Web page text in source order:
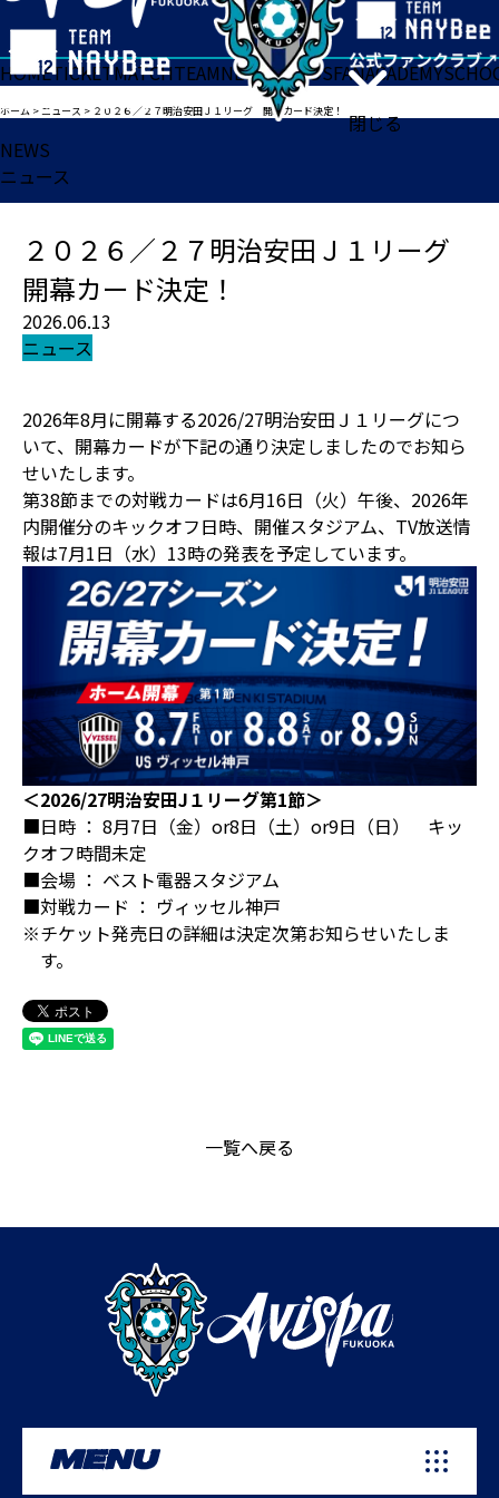
閉じる
HOMETICKETMATCHTEAMNEWSGOODSFANACADEMY
ホーム >ニュース > ２０２６／２７明治安田Ｊ１リーグ 開幕カード決定！
NEWS
ニュース
２０２６／２７明治安田Ｊ１リーグ
開幕カード決定！
2026.06.13
ニュース
2026年8月に開幕する2026/27明治安田Ｊ１リーグにつ
いて、開幕カードが下記の通り決定しましたのでお知ら
せいたします。
第38節までの対戦カードは6月16日（火）午後、2026年
内開催分のキックオフ日時、開催スタジアム、TV放送情
報は7月1日（水）13時の発表を予定しています。
＜2026/27明治安田J１リーグ第1節＞
■日時 ： 8月7日（金）or8日（土）or9日（日） キッ
クオフ時間未定
■会場 ： ベスト電器スタジアム
■対戦カード ： ヴィッセル神戸
※チケット発売日の詳細は決定次第お知らせいたしま
す。
一覧へ戻る
MENU